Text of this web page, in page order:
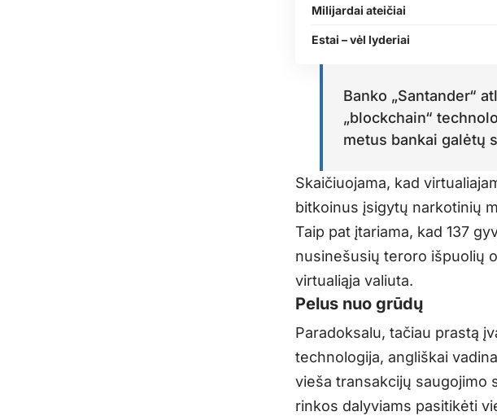
Milijardai ateičiai
Estai – vėl lyderiai
Banko „Santander“
„blockchain“
metus bankai galėtų
Skaičiuojama, kad
bitkoinus įsigytų narkotinių
Taip pat įtariama, kad 137
nusinešusių teroro išpuolių
virtualiąja valiuta.
Pelus nuo grūdų
Paradoksalu, tačiau prastą
technologija, angliškai
vieša transakcijų saugojimo
rinkos dalyviams pasitikėti